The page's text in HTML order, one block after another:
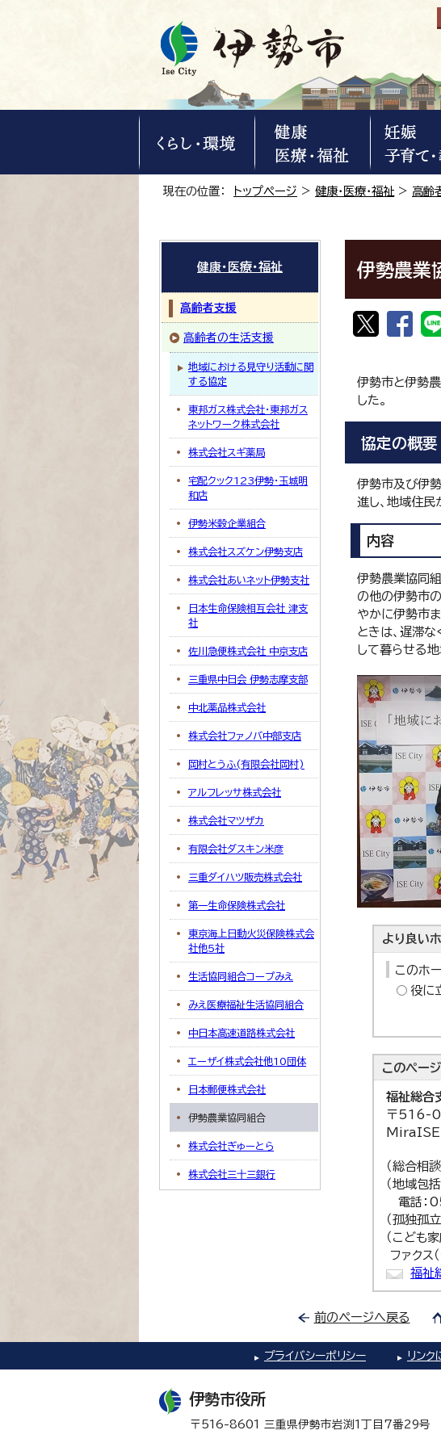
現在の位置： トップページ > 健康・医療・福祉 > 高齢
伊勢農業
伊勢市と伊勢
した。
協定の概要
伊勢市及び伊
進し、地域住
内容
伊勢農業協同
の他の伊勢市
やかに伊勢市
ときは、遅滞
して暮らせる
より良い
このホ
役に
このペー
福祉総合
〒516-
MiraISE
（総合
（地域
電話：
（孤独
（こども
ファク
福祉
健康・医療・福祉
高齢者支援
高齢者の生活支援
地域における見守り活動に関
する協定
東邦ガス株式会社・東邦ガス
ネットワーク株式会社
株式会社スギ薬局
宅配クック123伊勢・玉城明
和店
伊勢米穀企業組合
株式会社スズケン伊勢支店
株式会社あいネット伊勢支社
日本生命保険相互会社 津支
社
佐川急便株式会社 中京支店
三重県中日会 伊勢志摩支部
中北薬品株式会社
株式会社ファノバ中部支店
岡村とうふ(有限会社岡村)
アルフレッサ株式会社
株式会社マツザカ
有限会社ダスキン米彦
三重ダイハツ販売株式会社
第一生命保険株式会社
東京海上日動火災保険株式会
社他5社
生活協同組合コープみえ
みえ医療福祉生活協同組合
中日本高速道路株式会社
エーザイ株式会社他10団体
日本郵便株式会社
伊勢農業協同組合
株式会社ぎゅーとら
株式会社三十三銀行
前のページへ戻る
プライバシーポリシー リンク
伊勢市役所
〒516-8601 三重県伊勢市岩渕1丁目7番29号